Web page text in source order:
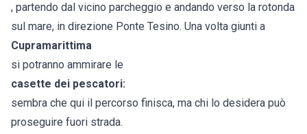
, partendo dal vicino parcheggio e andando verso la rotonda
sul mare, in direzione Ponte Tesino. Una volta giunti a
Cupramarittima
si potranno ammirare le
casette dei pescatori:
sembra che qui il percorso finisca, ma chi lo desidera può
proseguire fuori strada.